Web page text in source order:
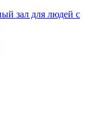
зал для людей с